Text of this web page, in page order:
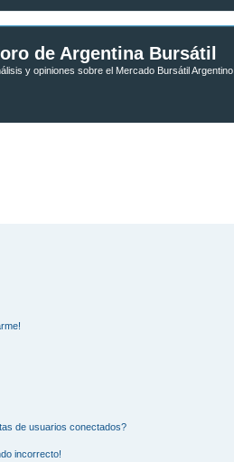
de Argentina Bursátil
y opiniones sobre el Mercado Bursátil Argentino.
de usuarios conectados?
incorrecto!